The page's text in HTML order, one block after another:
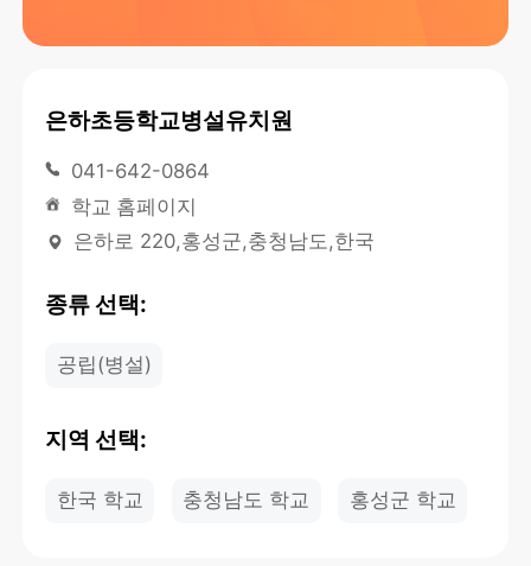
은하초등학교병설유치원
041-642-0864
학교 홈페이지
은하로 220,홍성군,충청남도,한국
종류 선택:
공립(병설)
지역 선택:
한국 학교 충청남도 학교 홍성군 학교